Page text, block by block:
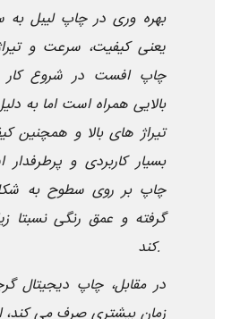
بهره وری در چاپ لیبل
یعنی کیفیت، سرعت و
چاپ افست در شروع کار
بالایی همراه است اما به
تیراژ های بالا و همچنین
بسیار کاربردی و
چاپ بر روی سطوح به شکل
گرفته و عمق رنگی نسبتا
کند.
در مقابل، چاپ دیجیتال
زمان بیشتری صرف می کند،